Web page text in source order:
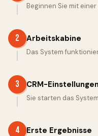
Beginnen Sie mit
2 Arbeitskabine
Das System
3 CRM-Einstellungen
Sie starten das
4 Erste Ergebnisse